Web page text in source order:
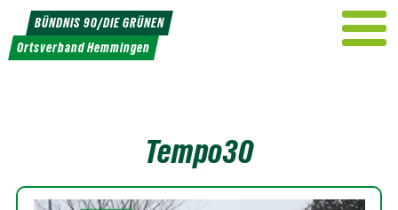
Weiter
zum
Inhalt
BÜNDNIS 90/DIE GRÜNEN
Ortsverband Hemmingen
Tempo30